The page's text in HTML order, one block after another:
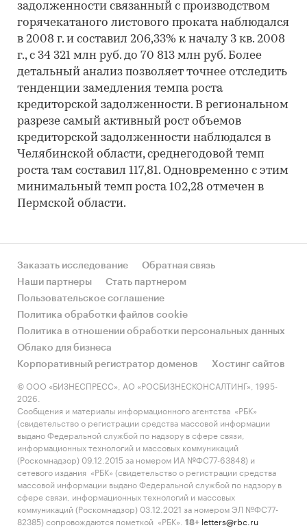
задолженности связанный с производством
горячекатаного листового проката наблюдался
в 2008 г. и составил 206,33% к началу 3 кв. 2008
г., с 34 321 млн руб. до 70 813 млн руб. Более
детальный анализ позволяет точнее отследить
тенденции замедления темпа роста
кредиторской задолженности. В региональном
разрезе самый активный рост объемов
кредиторской задолженности наблюдался в
Челябинской области, среднегодовой темп
роста там составил 117,81. Одновременно с этим
минимальный темп роста 102,28 отмечен в
Пермской области.
Заказать исследование
Обратная связь
Наши партнеры
Стать партнером
Пользовательское соглашение
Политика обработки файлов cookie
Политика в отношении обработки персональных данных
Облако для бизнеса
Корпоративный регистратор доменов
Хостинг сайтов
© ООО «БИЗНЕСПРЕСС», АО «РОСБИЗНЕСКОНСАЛТИНГ», 1995-
2026.
Сообщения и материалы информационного агентства «РБК»
(свидетельство о регистрации средства массовой информации
выдано Федеральной службой по надзору в сфере связи,
информационных технологий и массовых коммуникаций
(Роскомнадзор) 09.12.2015 за номером ИА №ФС77-63848) и
сетевого издания «РБК» (свидетельство о регистрации средства
массовой информации выдано Федеральной службой по надзору в
сфере связи, информационных технологий и массовых
коммуникаций (Роскомнадзор) 03.12.2021 за номером ЭЛ №ФС77-
82385) сопровождаются пометкой «РБК».
18+ letters@rbc.ru